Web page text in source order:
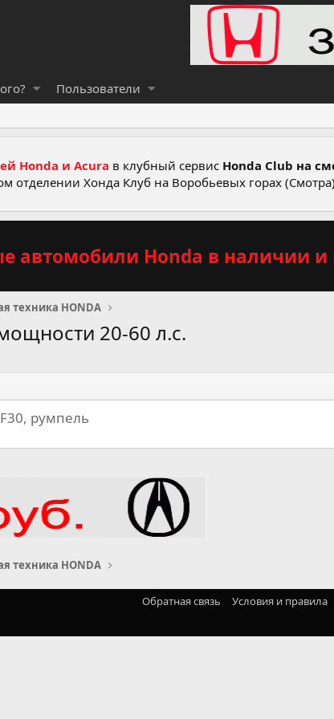
Пользователи
Honda и Acura в клубный сервис Honda Club на
отделении Хонда Клуб на Воробьевых горах
автомобили Honda в наличии и
техника HONDA
20-60 л.с.
румпель
техника HONDA
Обратная связь Условия и правила